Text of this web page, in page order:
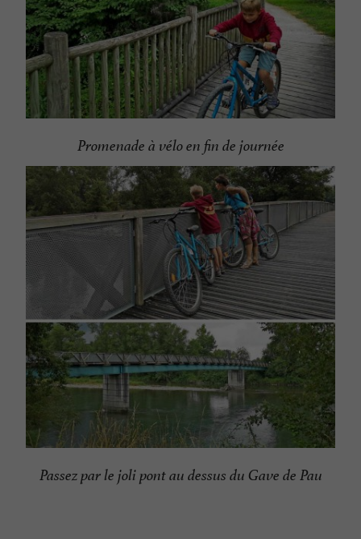
Promenade à vélo en fin de journée
Passez par le joli pont au dessus du Gave de Pau